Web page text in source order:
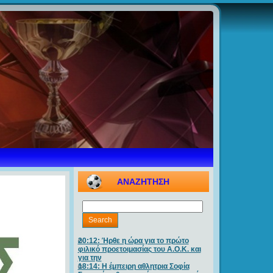
ΑΝΑΖΗΤΗΣΗ
20:12: Ήρθε η ώρα για το πρώτο
φιλικό προετοιμασίας του Α.Ο.Κ. και
για την
18:14: Η έμπειρη αθλητρια Σοφία